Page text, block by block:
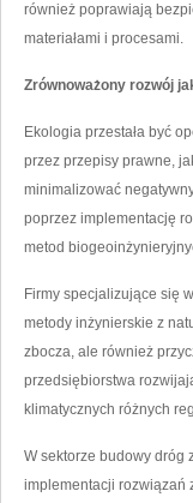
również poprawiają
materiałami i procesami.
Zrównoważony rozwój
Ekologia przestała być
przez przepisy prawne,
minimalizować
poprzez implementację
metod
Firmy specjalizujące się
metody inżynierskie z
zbocza, ale również
przedsiębiorstwa
klimatycznych różnych
W sektorze budowy dróg
implementacji rozwiązań